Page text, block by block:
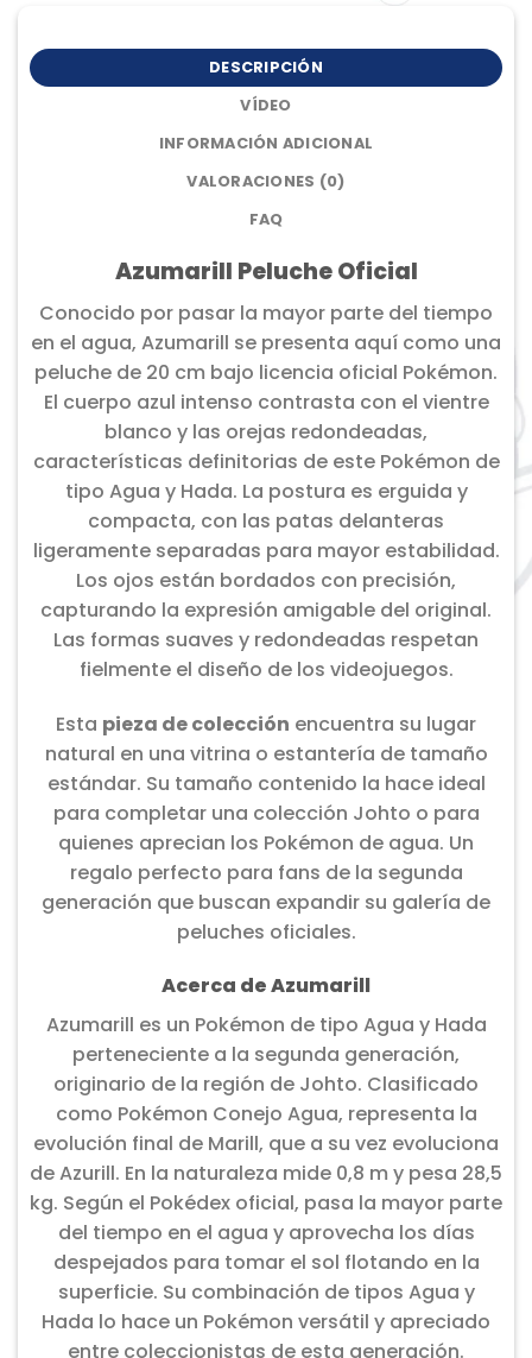
DESCRIPCIÓN
VÍDEO
INFORMACIÓN ADICIONAL
VALORACIONES (0)
FAQ
Azumarill Peluche Oficial
Conocido por pasar la mayor parte del tiempo
en el agua, Azumarill se presenta aquí como una
peluche de 20 cm bajo licencia oficial Pokémon.
El cuerpo azul intenso contrasta con el vientre
blanco y las orejas redondeadas,
características definitorias de este Pokémon de
tipo Agua y Hada. La postura es erguida y
compacta, con las patas delanteras
ligeramente separadas para mayor estabilidad.
Los ojos están bordados con precisión,
capturando la expresión amigable del original.
Las formas suaves y redondeadas respetan
fielmente el diseño de los videojuegos.
Esta pieza de colección encuentra su lugar
natural en una vitrina o estantería de tamaño
estándar. Su tamaño contenido la hace ideal
para completar una colección Johto o para
quienes aprecian los Pokémon de agua. Un
regalo perfecto para fans de la segunda
generación que buscan expandir su galería de
peluches oficiales.
Acerca de Azumarill
Azumarill es un Pokémon de tipo Agua y Hada
perteneciente a la segunda generación,
originario de la región de Johto. Clasificado
como Pokémon Conejo Agua, representa la
evolución final de Marill, que a su vez evoluciona
de Azurill. En la naturaleza mide 0,8 m y pesa 28,5
kg. Según el Pokédex oficial, pasa la mayor parte
del tiempo en el agua y aprovecha los días
despejados para tomar el sol flotando en la
superficie. Su combinación de tipos Agua y
Hada lo hace un Pokémon versátil y apreciado
entre coleccionistas de esta generación.